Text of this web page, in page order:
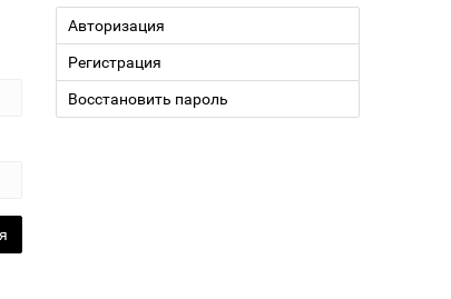
Авторизация
Регистрация
Восстановить пароль